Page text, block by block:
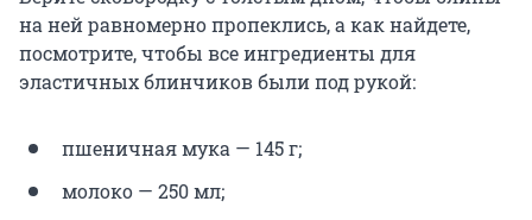
на ней равномерно пропеклись, а как найдете,
посмотрите, чтобы все ингредиенты для
эластичных блинчиков были под рукой:
пшеничная мука — 145 г;
молоко — 250 мл;